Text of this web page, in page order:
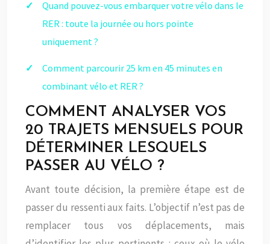
Quand pouvez-vous embarquer votre vélo dans le
RER : toute la journée ou hors pointe
uniquement ?
Comment parcourir 25 km en 45 minutes en
combinant vélo et RER ?
COMMENT ANALYSER VOS
20 TRAJETS MENSUELS POUR
DÉTERMINER LESQUELS
PASSER AU VÉLO ?
Avant toute décision, la première étape est de
passer du ressenti aux faits. L’objectif n’est pas de
remplacer tous vos déplacements, mais